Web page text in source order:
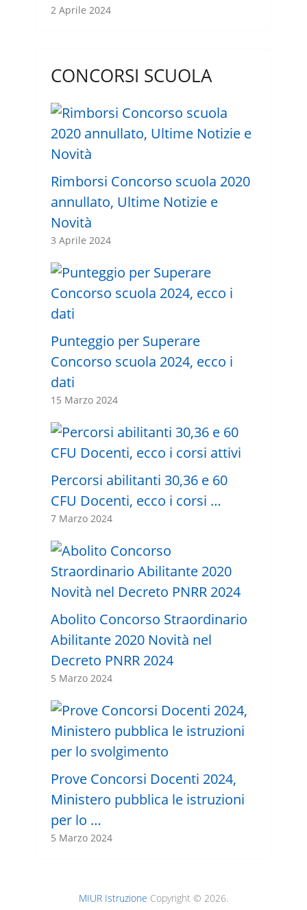
2 Aprile 2024
CONCORSI SCUOLA
Rimborsi Concorso scuola 2020
annullato, Ultime Notizie e
Novità
3 Aprile 2024
Punteggio per Superare
Concorso scuola 2024, ecco i
dati
15 Marzo 2024
Percorsi abilitanti 30,36 e 60
CFU Docenti, ecco i corsi …
7 Marzo 2024
Abolito Concorso Straordinario
Abilitante 2020 Novità nel
Decreto PNRR 2024
5 Marzo 2024
Prove Concorsi Docenti 2024,
Ministero pubblica le istruzioni
per lo …
5 Marzo 2024
MIUR Istruzione Copyright © 2026.